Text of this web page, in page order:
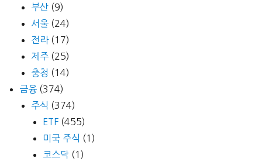
부산 (9)
서울 (24)
전라(17)
제주 (25)
충청 (14)
금융 (374)
주식 (374)
ETF (455)
미국 주식 (1)
코스닥 (1)